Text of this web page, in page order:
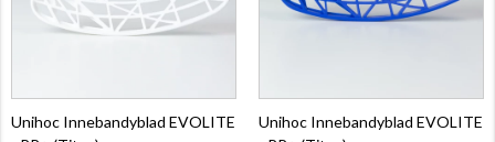
Unihoc Innebandyblad EVOLITE
Unihoc Innebandyblad EVOLITE